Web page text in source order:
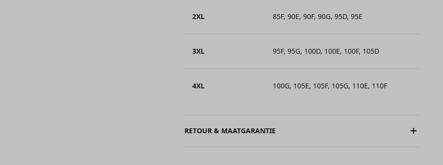
2XL 85F, 90E, 90F, 90G, 95D, 95E
3XL 95F, 95G, 100D, 100E, 100F, 105D
4XL 100G, 105E, 105F, 105G, 110E, 110F
RETOUR & MAATGARANTIE